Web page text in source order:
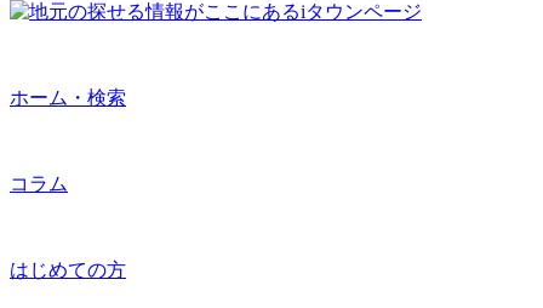
ホーム・検索
コラム
はじめての方